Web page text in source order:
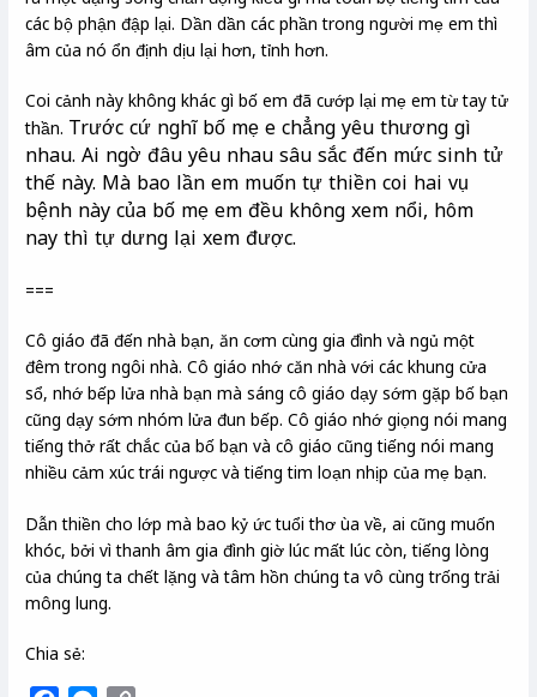
các bộ phận đập lại. Dần dần các phần trong người mẹ em thì
âm của nó ổn định dịu lại hơn, tỉnh hơn.
Coi cảnh này không khác gì bố em đã cướp lại mẹ em từ tay tử
thần. Trước cứ nghĩ bố mẹ e chẳng yêu thương gì
nhau. Ai ngờ đâu yêu nhau sâu sắc đến mức sinh tử
thế này. Mà bao lần em muốn tự thiền coi hai vụ
bệnh này của bố mẹ em đều không xem nổi, hôm
nay thì tự dưng lại xem được.
===
Cô giáo đã đến nhà bạn, ăn cơm cùng gia đình và ngủ một
đêm trong ngôi nhà. Cô giáo nhớ căn nhà với các khung cửa
sổ, nhớ bếp lửa nhà bạn mà sáng cô giáo dạy sớm gặp bố bạn
cũng dạy sớm nhóm lửa đun bếp. Cô giáo nhớ giọng nói mang
tiếng thở rất chắc của bố bạn và cô giáo cũng tiếng nói mang
nhiều cảm xúc trái ngược và tiếng tim loạn nhịp của mẹ bạn.
Dẫn thiền cho lớp mà bao kỷ ức tuổi thơ ùa về, ai cũng muốn
khóc, bởi vì thanh âm gia đình giờ lúc mất lúc còn, tiếng lòng
của chúng ta chết lặng và tâm hồn chúng ta vô cùng trống trải
mông lung.
Chia sẻ: